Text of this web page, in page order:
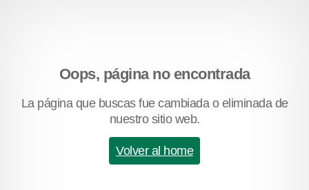
Oops, página no encontrada
La página que buscas fue cambiada o eliminada de
nuestro sitio web.
Volver al home